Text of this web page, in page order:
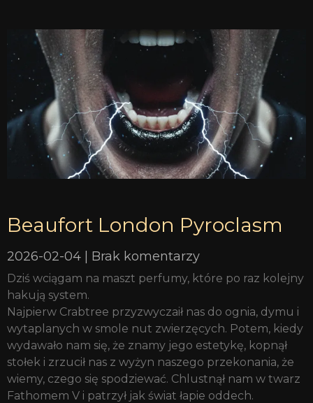
Beaufort London Pyroclasm
2026-02-04 Brak komentarzy
Dziś wciągam na maszt perfumy, które po raz kolejny
hakują system.
Najpierw Crabtree przyzwyczaił nas do ognia, dymu i
wytaplanych w smole nut zwierzęcych. Potem, kiedy
wydawało nam się, że znamy jego estetykę, kopnął
stołek i zrzucił nas z wyżyn naszego przekonania, że
wiemy, czego się spodziewać. Chlustnął nam w twarz
Fathomem V i patrzył jak świat łapie oddech.